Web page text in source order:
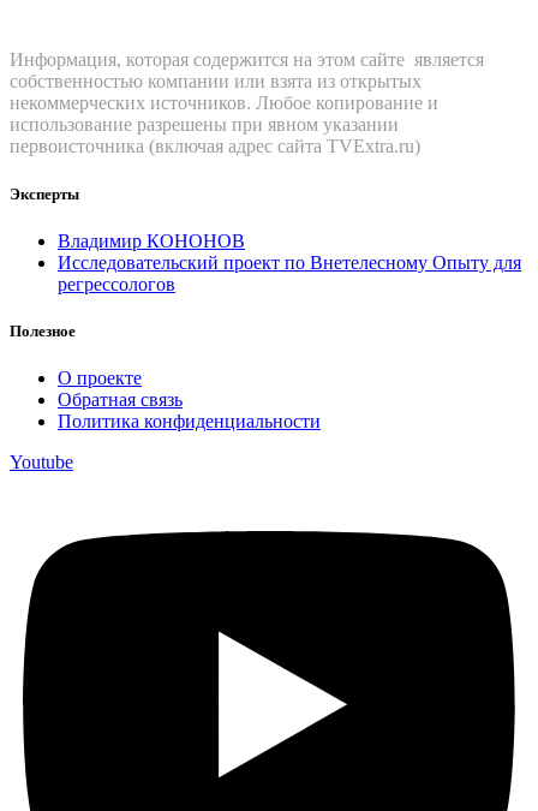
Информация, которая содержится на этом сайте является
собственностью компании или взята из открытых
некоммерческих источников. Любое копирование и
использование разрешены при явном указании
первоисточника (включая адрес сайта TVExtra.ru)
Эксперты
Владимир КОНОНОВ
Исследовательский проект по Внетелесному Опыту для
регрессологов
Полезное
О проекте
Обратная связь
Политика конфиденциальности
Youtube